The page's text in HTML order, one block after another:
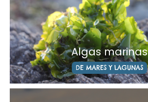
Algas marinas
DE MARES Y LAGUNAS